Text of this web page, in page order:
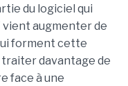
du logiciel qui
vient augmenter de
forment cette
davantage de
face à une